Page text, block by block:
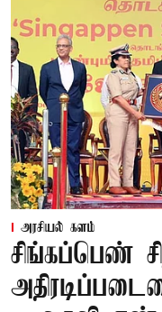
அரசியல் களம்
சிங்கப்பெண்